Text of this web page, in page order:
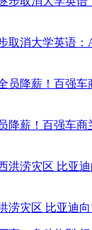
取消大学英语
降薪！百强车商
涝灾区 比亚迪